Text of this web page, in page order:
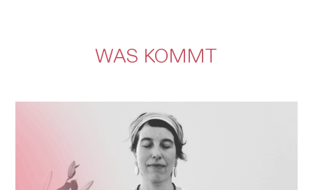
WAS KOMMT